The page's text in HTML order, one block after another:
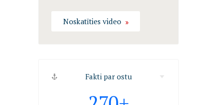
Noskatīties video
Fakti par ostu